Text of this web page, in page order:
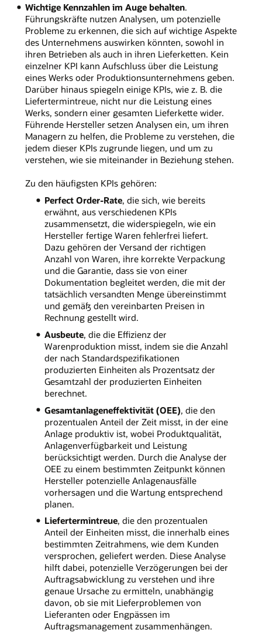
Wichtige Kennzahlen im Auge behalten.
Führungskräfte nutzen Analysen, um potenzielle
Probleme zu erkennen, die sich auf wichtige Aspekte
des Unternehmens auswirken könnten, sowohl in
ihren Betrieben als auch in ihren Lieferketten. Kein
einzelner KPI kann Aufschluss über die Leistung
eines Werks oder Produktionsunternehmens geben.
Darüber hinaus spiegeln einige KPIs, wie z. B. die
Liefertermintreue, nicht nur die Leistung eines
Werks, sondern einer gesamten Lieferkette wider.
Führende Hersteller setzen Analysen ein, um ihren
Managern zu helfen, die Probleme zu verstehen, die
jedem dieser KPIs zugrunde liegen, und um zu
verstehen, wie sie miteinander in Beziehung stehen.
Zu den häufigsten KPIs gehören:
Perfect Order-Rate, die sich, wie bereits
erwähnt, aus verschiedenen KPIs
zusammensetzt, die widerspiegeln, wie ein
Hersteller fertige Waren fehlerfrei liefert.
Dazu gehören der Versand der richtigen
Anzahl von Waren, ihre korrekte Verpackung
und die Garantie, dass sie von einer
Dokumentation begleitet werden, die mit der
tatsächlich versandten Menge übereinstimmt
und gemäß den vereinbarten Preisen in
Rechnung gestellt wird.
Ausbeute, die die Effizienz der
Warenproduktion misst, indem sie die Anzahl
der nach Standardspezifikationen
produzierten Einheiten als Prozentsatz der
Gesamtzahl der produzierten Einheiten
berechnet.
Gesamtanlageneffektivität (OEE), die den
prozentualen Anteil der Zeit misst, in der eine
Anlage produktiv ist, wobei Produktqualität,
Anlagenverfügbarkeit und Leistung
berücksichtigt werden. Durch die Analyse der
OEE zu einem bestimmten Zeitpunkt können
Hersteller potenzielle Anlagenausfälle
vorhersagen und die Wartung entsprechend
planen.
Liefertermintreue, die den prozentualen
Anteil der Einheiten misst, die innerhalb eines
bestimmten Zeitrahmens, wie dem Kunden
versprochen, geliefert werden. Diese Analyse
hilft dabei, potenzielle Verzögerungen bei der
Auftragsabwicklung zu verstehen und ihre
genaue Ursache zu ermitteln, unabhängig
davon, ob sie mit Lieferproblemen von
Lieferanten oder Engpässen im
Auftragsmanagement zusammenhängen.